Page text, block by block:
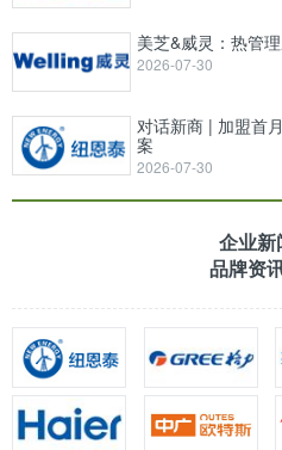
美芝&威灵：热管
2026-07-30
对话新商 | 加盟首
案
2026-07-30
企业新
品牌资